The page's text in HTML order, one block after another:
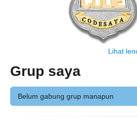
Lihat
Grup saya
Belum gabung grup manapun